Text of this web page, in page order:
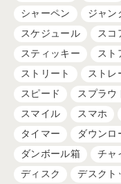
シャーペン
ジャン
スケジュール
スコ
スティッキー
スト
ストリート
ストレ
スピード
スプラウ
スマイル
スマホ
タイマー
ダウンロ
ダンボール箱
チャ
ディスク
デスクト